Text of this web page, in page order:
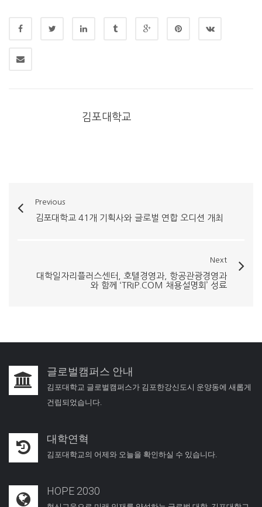
김포대학교
Previous
김포대학교 41개 기획사와 글로벌 연합 오디션 개최
Next
대학일자리플러스센터, 호텔경영과, 항공관광경영과
와 함께 ‘TRIP.COM 채용설명회’ 성료
글로벌캠퍼스 안내
김포대학교 글로벌캠퍼스가 김포한강신도시 운양동에 새롭게
건립되었습니다.
대학연혁
김포대학교의 어제와 오늘을 확인하실 수 있습니다.
HOPE 2030